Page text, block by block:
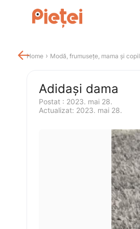
Home › Modă, frumusețe, mama și copil
Adidași dama
Postat : 2023. mai 28.
Actualizat: 2023. mai 28.